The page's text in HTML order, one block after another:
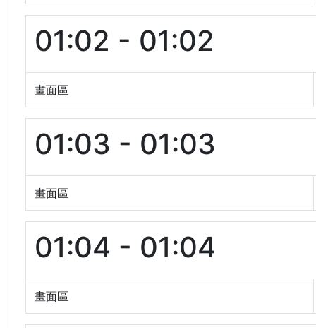
01:02 - 01:02
畫面區
01:03 - 01:03
畫面區
01:04 - 01:04
畫面區